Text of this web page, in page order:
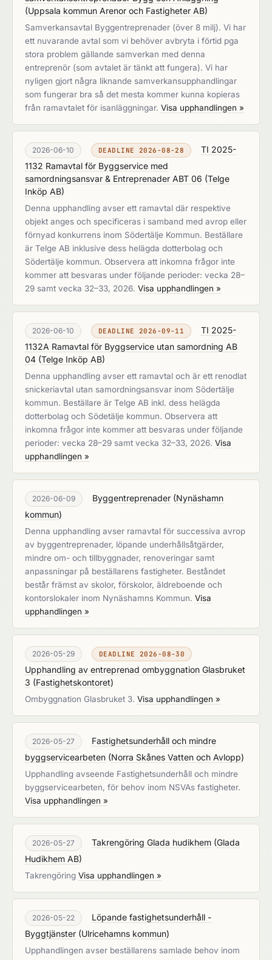
(Uppsala kommun Arenor och Fastigheter AB)
Samverkansavtal Byggentreprenader (över 8 milj). Vi har
ett nuvarande avtal som vi behöver avbryta i förtid pga
stora problem gällande samverkan med denna
entreprenör (som avtalet är tänkt att fungera). Vi har
nyligen gjort några liknande samverkansupphandlingar
som fungerar bra så det mesta kommer kunna kopieras
från ramavtalet för isanläggningar. Visa upphandlingen »
2026-06-10 DEADLINE 2026-08-28
TI 2025-
1132 Ramavtal för Byggservice med
samordningsansvar & Entreprenader ABT 06 (Telge
Inköp AB)
Denna upphandling avser ett ramavtal där respektive
objekt anges och specificeras i samband med avrop eller
förnyad konkurrens inom Södertälje Kommun. Beställare
är Telge AB inklusive dess helägda dotterbolag och
Södertälje kommun. Observera att inkomna frågor inte
kommer att besvaras under följande perioder: vecka 28–
29 samt vecka 32–33, 2026. Visa upphandlingen »
2026-06-10 DEADLINE 2026-09-11
TI 2025-
1132A Ramavtal för Byggservice utan samordning AB
04 (Telge Inköp AB)
Denna upphandling avser ett ramavtal och är ett renodlat
snickeriavtal utan samordningsansvar inom Södertälje
kommun. Beställare är Telge AB inkl. dess helägda
dotterbolag och Södetälje kommun. Observera att
inkomna frågor inte kommer att besvaras under följande
perioder: vecka 28–29 samt vecka 32–33, 2026. Visa
upphandlingen »
2026-06-09 Byggentreprenader (Nynäshamn
kommun)
Denna upphandling avser ramavtal för successiva avrop
av byggentreprenader, löpande underhållsåtgärder,
mindre om- och tillbyggnader, renoveringar samt
anpassningar på beställarens fastigheter. Beståndet
består främst av skolor, förskolor, äldreboende och
kontorslokaler inom Nynäshamns Kommun. Visa
upphandlingen »
2026-05-29 DEADLINE 2026-08-30
Upphandling av entreprenad ombyggnation Glasbruket
3 (Fastighetskontoret)
Ombyggnation Glasbruket 3. Visa upphandlingen »
2026-05-27
Fastighetsunderhåll och mindre
byggservicearbeten (Norra Skånes Vatten och Avlopp)
Upphandling avseende Fastighetsunderhåll och mindre
byggservicearbeten, för behov inom NSVAs fastigheter.
Visa upphandlingen »
2026-05-27 Takrengöring Glada hudikhem (Glada
Hudikhem AB)
Takrengöring Visa upphandlingen »
2026-05-22
Löpande fastighetsunderhåll -
Byggtjänster (Ulricehamns kommun)
Upphandlingen avser beställarens samlade behov inom